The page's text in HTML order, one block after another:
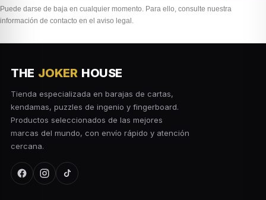
Puede darse de baja en cualquier momento. Para ello, consulte nuestra
información de contacto en el aviso legal.
THE JOKER HOUSE
Tienda especializada en barajas de cartas,
kendamas, puzzles de ingenio y fingerboard.
Productos seleccionados de las mejores
marcas del mundo, con envío rápido y atención
cercana.